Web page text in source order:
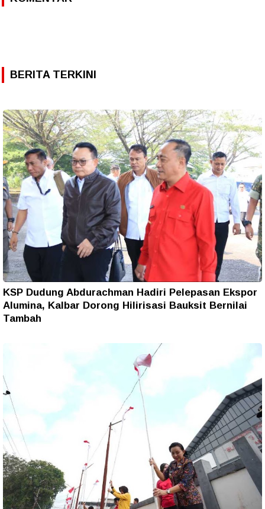
BERITA TERKINI
KSP Dudung Abdurachman Hadiri Pelepasan Ekspor
Alumina, Kalbar Dorong Hilirisasi Bauksit Bernilai
Tambah